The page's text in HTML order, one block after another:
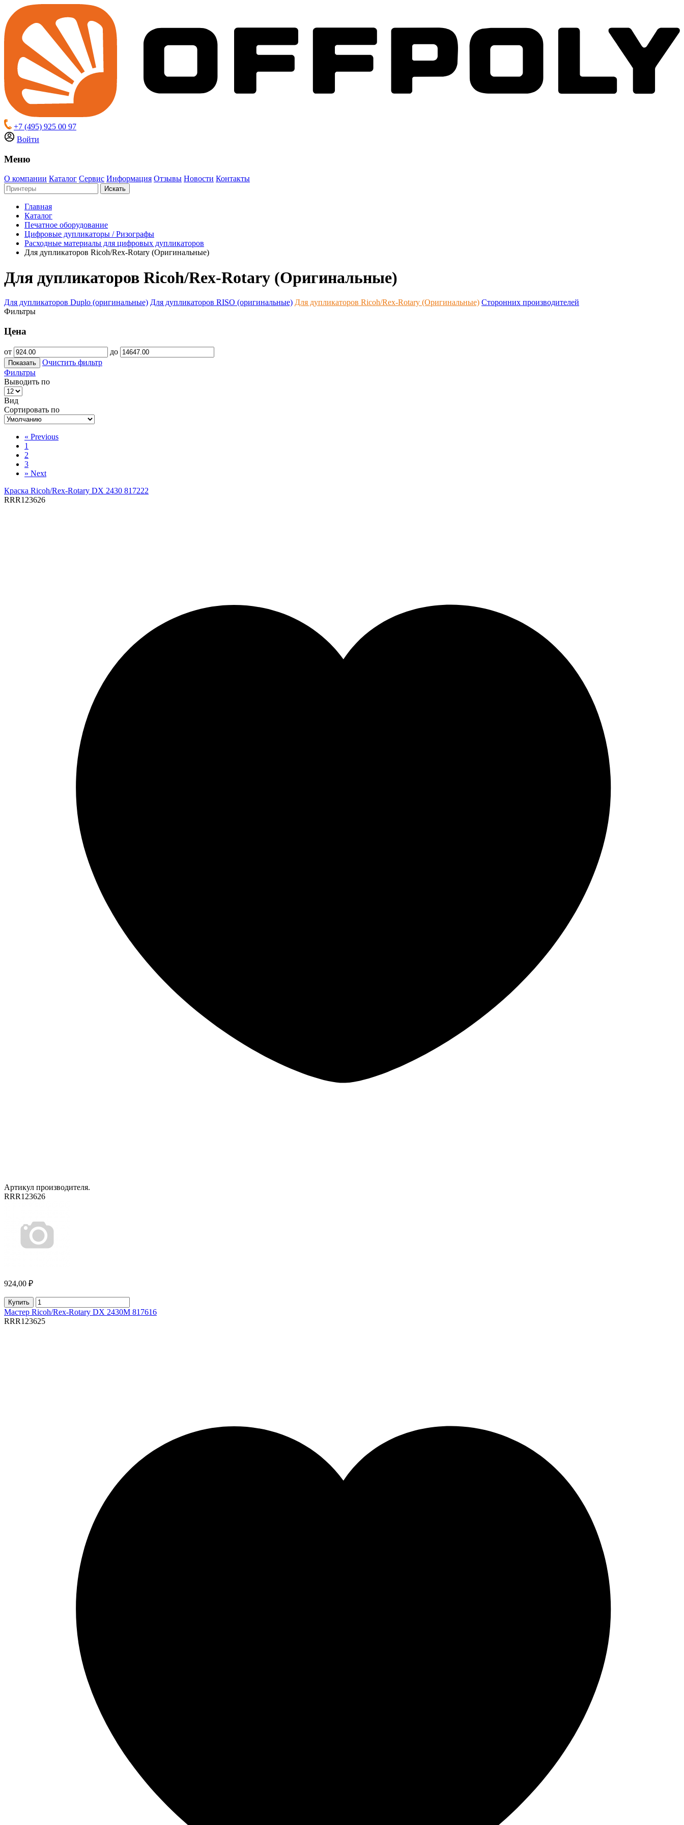
+7 (495) 925 00 97
Войти
Меню
О компании Каталог Сервис Информация Отзывы Новости Контакты
Искать
Главная
Каталог
Печатное оборудование
Цифровые дупликаторы / Ризографы
Расходные материалы для цифровых дупликаторов
Для дупликаторов Ricoh/Rex-Rotary (Оригинальные)
Для дупликаторов Ricoh/Rex-Rotary (Оригинальные)
Для дупликаторов Duplo (оригинальные) Для дупликаторов RISO (оригинальные) Для дупликаторов Ricoh/Rex-Rotary (Оригинальные) Сторонних производителей
Фильтры
Цена
от до
Показать
Очистить фильтр
Фильтры
Выводить по
Вид
Сортировать по
« Previous
1
2
3
» Next
Краска Ricoh/Rex-Rotary DX 2430 817222
RRR123626
Артикул производителя.
RRR123626
924,00 ₽
Купить
Мастер Ricoh/Rex-Rotary DX 2430M 817616
RRR123625